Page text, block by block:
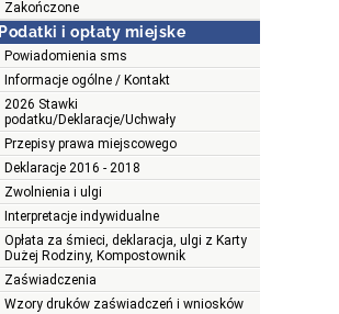
Zakończone
Podatki i opłaty miejske
Powiadomienia sms
Informacje ogólne / Kontakt
2026 Stawki
podatku/Deklaracje/Uchwały
Przepisy prawa miejscowego
Deklaracje 2016 - 2018
Zwolnienia i ulgi
Interpretacje indywidualne
Opłata za śmieci, deklaracja, ulgi z Karty
Dużej Rodziny, Kompostownik
Zaświadczenia
Wzory druków zaświadczeń i wniosków